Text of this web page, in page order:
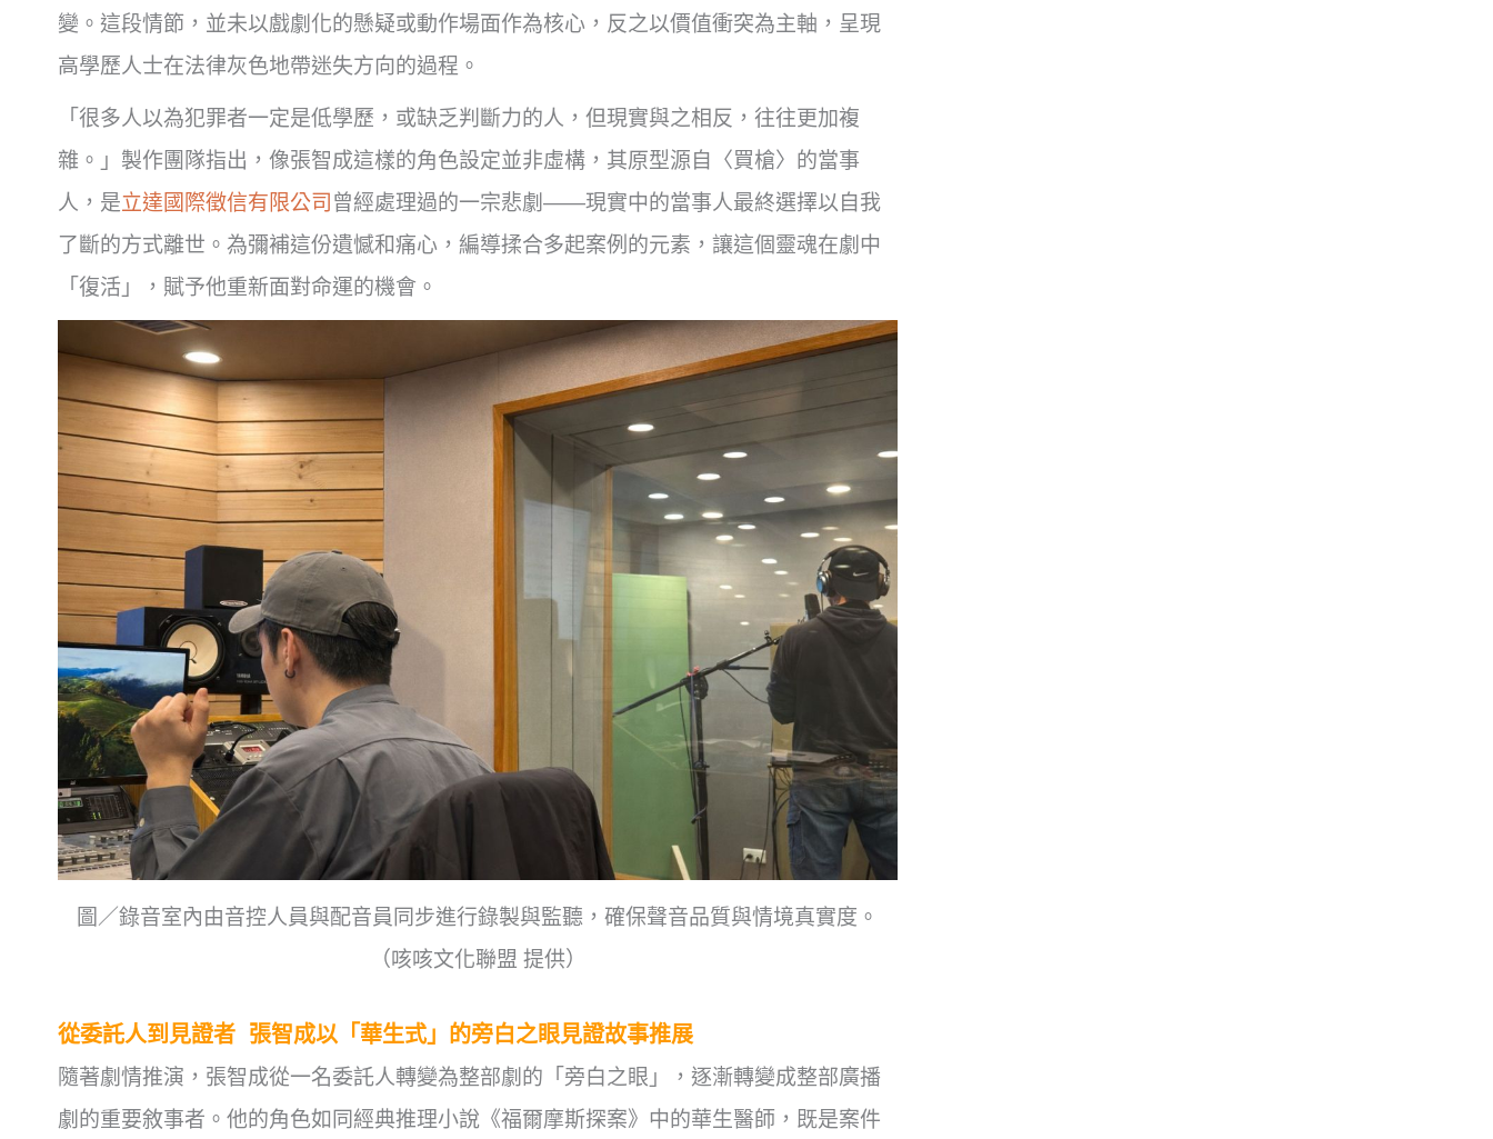
變。這段情節，並未以戲劇化的懸疑或動作場面作為核心，反之以價值衝突為主軸，呈現
高學歷人士在法律灰色地帶迷失方向的過程。
「很多人以為犯罪者一定是低學歷，或缺乏判斷力的人，但現實與之相反，往往更加複
雜。」製作團隊指出，像張智成這樣的角色設定並非虛構，其原型源自〈買槍〉的當事
人，是立達國際徵信有限公司 曾經處理過的一宗悲劇——現實中的當事人最終選擇以自我
了斷的方式離世。為彌補這份遺憾和痛心，編導揉合多起案例的元素，讓這個靈魂在劇中
「復活」，賦予他重新面對命運的機會。
圖／錄音室內由音控人員與配音員同步進行錄製與監聽，確保聲音品質與情境真實度。
（咳咳文化聯盟 提供）
從委託人到見證者 張智成以「華生式」的旁白之眼見證故事推展
隨著劇情推演，張智成從一名委託人轉變為整部劇的「旁白之眼」，逐漸轉變成整部廣播
劇的重要敘事者。他的角色如同經典推理小說《福爾摩斯探案》中的華生醫師，既是案件